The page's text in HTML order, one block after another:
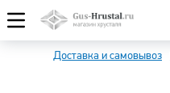
Доставка и самовывоз